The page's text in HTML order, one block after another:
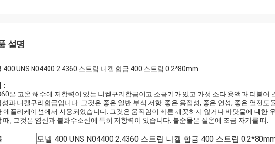
설명
400 UNS N04400 2.4360 스트립 니켈 합금 400 스트립 0.2*80mm
:
은 고온 해수에 저항력이 있는 니켈구리합금이고 소금기가 있고 가성 소다 용액과 더불어
성과 니켈구리합금입니다. 그것은 좋은 일반 부식 저항, 좋은 용접성, 좋은 연성, 좋은 열전도
애플리케이션에서 사용되었습니다. 그것은 움직임이 빠른 깨끗하지 않거나 바닷물에 대한
때, 그것은 염산과 불화수소산에 특히 저항력이 있습니다. 불순물은 실온에 조금 자기를 띠.
모넬 400 UNS N04400 2.4360 스트립 니켈 합금 400 스트립